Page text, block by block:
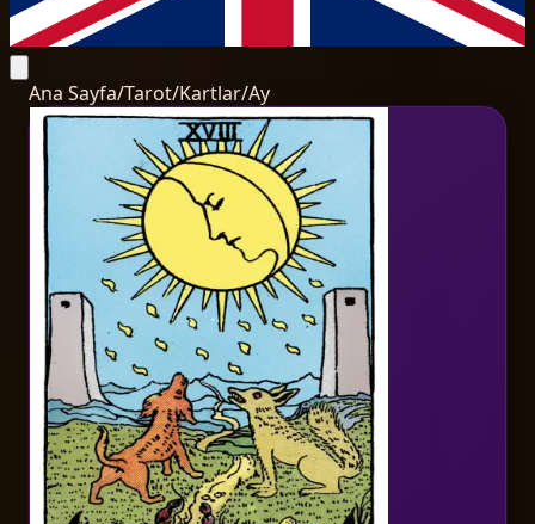
Ana Sayfa/Tarot/Kartlar/Ay